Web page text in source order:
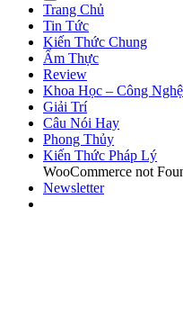
Trang Chủ
Tin Tức
Kiến Thức Chung
Ẩm Thực
Review
Khoa Học – Công Nghệ
Giải Trí
Câu Nói Hay
Phong Thủy
Kiến Thức Pháp Lý
WooCommerce not
Newsletter